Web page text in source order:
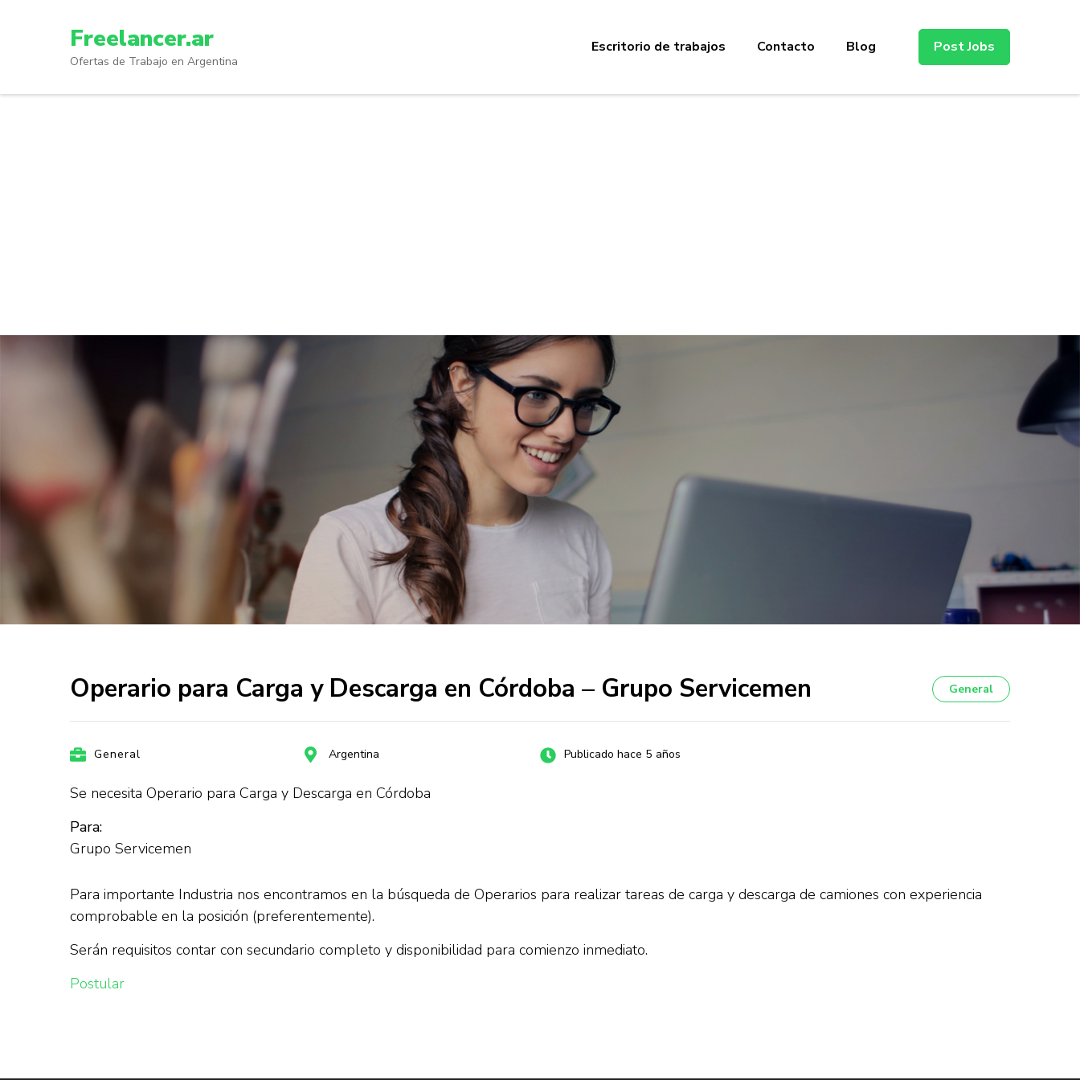
Enter)
Freelancer.ar
Ofertas de Trabajo en Argentina
Escritorio de trabajos Contacto Blog Post Jobs
Operario para Carga y Descarga en Córdoba – Grupo Servicemen General
General Argentina Publicado hace 5 años
Se necesita Operario para Carga y Descarga en Córdoba
Para:
Grupo Servicemen
Para importante Industria nos encontramos en la búsqueda de Operarios para realizar tareas de carga y descarga de camiones con experiencia
comprobable en la posición (preferentemente).
Serán requisitos contar con secundario completo y disponibilidad para comienzo inmediato.
Postular